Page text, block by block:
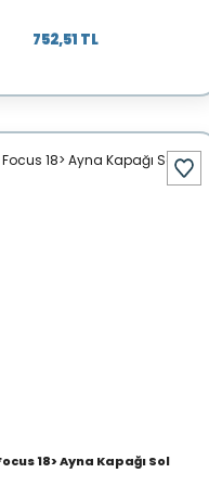
752,51 TL
18> Ayna Kapağı Sol